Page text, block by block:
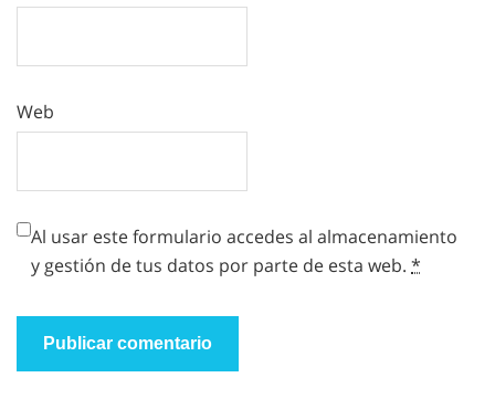
Web
Al usar este formulario accedes al almacenamiento
y gestión de tus datos por parte de esta web. *